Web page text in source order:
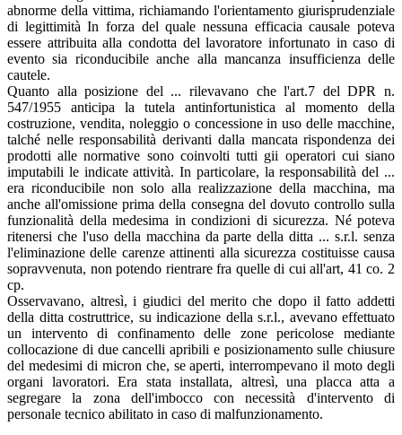
abnorme della vittima, richiamando l'orientamento giurisprudenziale
di legittimità In forza del quale nessuna efficacia causale poteva
essere attribuita alla condotta del lavoratore infortunato in caso di
evento sia riconducibile anche alla mancanza insufficienza delle
cautele.
Quanto alla posizione del ... rilevavano che l'art.7 del DPR n.
547/1955 anticipa la tutela antinfortunistica al momento della
costruzione, vendita, noleggio o concessione in uso delle macchine,
talché nelle responsabilità derivanti dalla mancata rispondenza dei
prodotti alle normative sono coinvolti tutti gii operatori cui siano
imputabili le indicate attività. In particolare, la responsabilità del ...
era riconducibile non solo alla realizzazione della macchina, ma
anche all'omissione prima della consegna del dovuto controllo sulla
funzionalità della medesima in condizioni di sicurezza. Né poteva
ritenersi che l'uso della macchina da parte della ditta ... s.r.l. senza
l'eliminazione delle carenze attinenti alla sicurezza costituisse causa
sopravvenuta, non potendo rientrare fra quelle di cui all'art, 41 co. 2
cp.
Osservavano, altresì, i giudici del merito che dopo il fatto addetti
della ditta costruttrice, su indicazione della s.r.l., avevano effettuato
un intervento di confinamento delle zone pericolose mediante
collocazione di due cancelli apribili e posizionamento sulle chiusure
del medesimi di micron che, se aperti, interrompevano il moto degli
organi lavoratori. Era stata installata, altresì, una placca atta a
segregare la zona dell'imbocco con necessità d'intervento di
personale tecnico abilitato in caso di malfunzionamento.